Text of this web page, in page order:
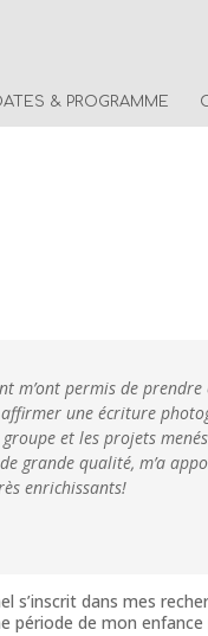
& PROGRAMME
m’ont permis de
une écriture
groupe et les projets
grande qualité, m’a
enrichissants!
s’inscrit dans mes
période de mon